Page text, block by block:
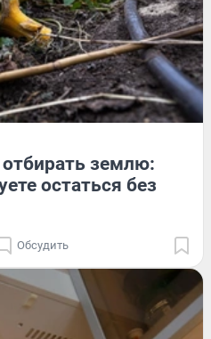
землю:
остаться без
Обсудить